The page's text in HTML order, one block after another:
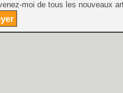
moi de tous les nouveaux